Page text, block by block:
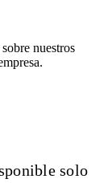
nuestros
solo